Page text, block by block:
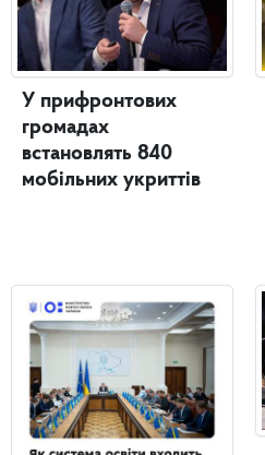
У прифронтових
громадах
встановлять 840
мобільних укриттів